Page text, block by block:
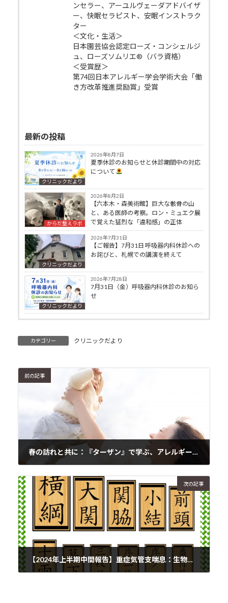
ンセラー、アーユルヴェーダアドバイザ
ー、快眠セラピスト、安眠インストラク
ター
＜文化・生活＞
日本園芸協会認定ローズ・コンシェルジ
ュ、ローズソムリエ®（バラ資格）
＜受賞歴＞
第74回日本アレルギー学会学術大会「働
き方改革推進奨励賞」受賞
最新の投稿
クリニックだより
2026年8月7日
夏季休診のお知らせと休診期間中の対応
について
からだ整えラボ
2026年8月2日
【六本木・森美術館】巨大な骸骨の山
と、ある医師の考察。ロン・ミュエク展
で覚えた猛烈な「違和感」の正体
クリニックだより
2026年7月31日
【ご報告】7月31日 呼吸器内科休診への
お詫びと、札幌での講演を終えて
クリニックだより
2026年7月28日
7月31日（金）呼吸器内科休診のお知ら
せ
カテゴリー クリニックだより
前の記事
春の訪れと共に：『ターザン』で学ぶ、アレルギー対策の新常識
次の記事
【2024年上半期中間報告】重症気管支喘息：生物学的製剤（バイオ製剤、抗体製剤）の使い分けランキング